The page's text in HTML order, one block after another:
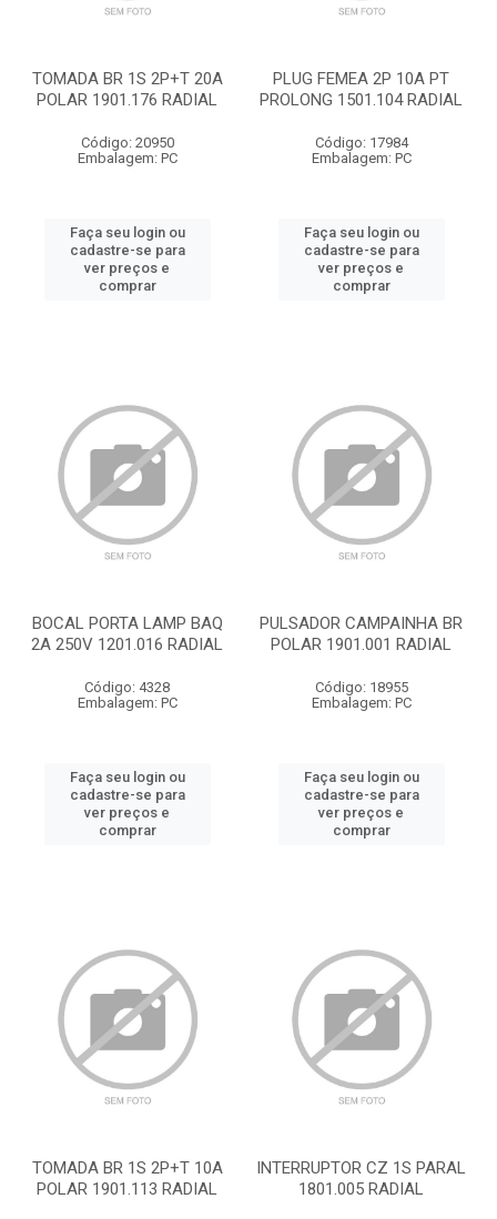
TOMADA BR 1S 2P+T 20A
POLAR 1901.176 RADIAL
Código: 20950
Embalagem: PC
Faça seu login ou
cadastre-se para
ver preços e
comprar
PLUG FEMEA 2P 10A PT
PROLONG 1501.104 RADIAL
Código: 17984
Embalagem: PC
Faça seu login ou
cadastre-se para
ver preços e
comprar
BOCAL PORTA LAMP BAQ
2A 250V 1201.016 RADIAL
Código: 4328
Embalagem: PC
Faça seu login ou
cadastre-se para
ver preços e
comprar
PULSADOR CAMPAINHA BR
POLAR 1901.001 RADIAL
Código: 18955
Embalagem: PC
Faça seu login ou
cadastre-se para
ver preços e
comprar
TOMADA BR 1S 2P+T 10A
POLAR 1901.113 RADIAL
INTERRUPTOR CZ 1S PARAL
1801.005 RADIAL